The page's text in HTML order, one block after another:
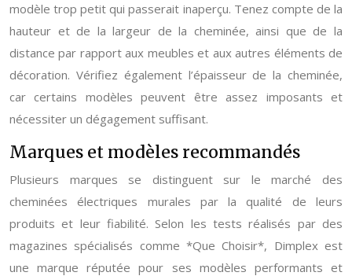
modèle trop petit qui passerait inaperçu. Tenez compte de la
hauteur et de la largeur de la cheminée, ainsi que de la
distance par rapport aux meubles et aux autres éléments de
décoration. Vérifiez également l’épaisseur de la cheminée,
car certains modèles peuvent être assez imposants et
nécessiter un dégagement suffisant.
Marques et modèles recommandés
Plusieurs marques se distinguent sur le marché des
cheminées électriques murales par la qualité de leurs
produits et leur fiabilité. Selon les tests réalisés par des
magazines spécialisés comme *Que Choisir*, Dimplex est
une marque réputée pour ses modèles performants et